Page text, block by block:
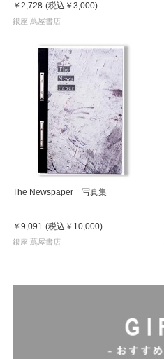
￥2,728 (税込 ￥3,000)
銀座 蔦屋書店
The Newspaper 写真集
￥9,091 (税込 ￥10,000)
銀座 蔦屋書店